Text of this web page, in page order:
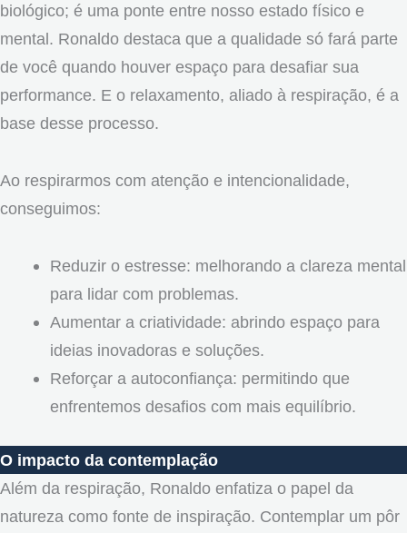
biológico; é uma ponte entre nosso estado físico e
mental. Ronaldo destaca que a qualidade só fará parte
de você quando houver espaço para desafiar sua
performance. E o relaxamento, aliado à respiração, é a
base desse processo.
Ao respirarmos com atenção e intencionalidade,
conseguimos:
Reduzir o estresse: melhorando a clareza mental
para lidar com problemas.
Aumentar a criatividade: abrindo espaço para
ideias inovadoras e soluções.
Reforçar a autoconfiança: permitindo que
enfrentemos desafios com mais equilíbrio.
O impacto da contemplação
Além da respiração, Ronaldo enfatiza o papel da
natureza como fonte de inspiração. Contemplar um pôr